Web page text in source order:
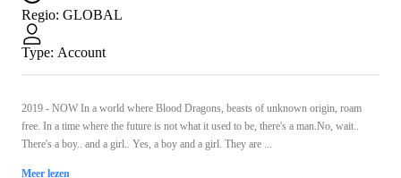
Regio: GLOBAL
Type: Account
2019 - NOW In a world where Blood Dragons, beasts of unknown origin, roam
free. In a time where the future is not what it used to be, there's a man.No, wait..
There's a boy.. and a girl.. Yes, a boy and a girl. They are ...
Meer lezen